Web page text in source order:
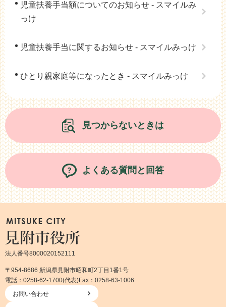
児童扶養手当額についてのお知らせ - スマイルみ
っけ
児童扶養手当に関するお知らせ - スマイルみっけ
ひとり親家庭等になったとき - スマイルみっけ
見つからないときは
よくある質問と回答
法人番号8000020152111
〒954-8686 新潟県見附市昭和町2丁目1番1号
電話：0258-62-1700(代表)Fax：0258-63-1006
お問い合わせ